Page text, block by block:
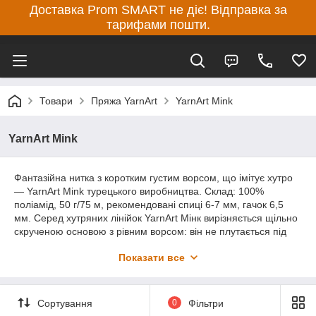
Доставка Prom SMART не діє! Відправка за
тарифами пошти.
Товари Пряжа YarnArt YarnArt Mink
YarnArt Mink
Фантазійна нитка з коротким густим ворсом, що імітує хутро
— YarnArt Mink турецького виробництва. Склад: 100%
поліамід, 50 г/75 м, рекомендовані спиці 6-7 мм, гачок 6,5
мм. Серед хутряних лінійок YarnArt Мінк вирізняється щільно
скрученою основою з рівним ворсом: він не плутається під
прання не линяє. Поліамід дає нитки гарну міцність і
тримають зовнішній вигляд.
Найчастіше з неї в'яже жилети, шапки, болеро, коміри, пледи,
Показати все
Сортування 0 Фільтри